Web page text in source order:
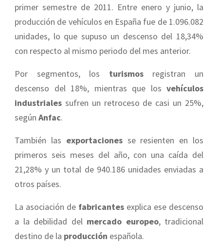
primer semestre de 2011. Entre enero y junio, la
producción de vehículos en España fue de 1.096.082
unidades, lo que supuso un descenso del 18,34%
con respecto al mismo periodo del mes anterior.
Por segmentos, los turismosregistran un
descenso del 18%, mientras que los vehículos
industriales sufren un retroceso de casi un 25%,
según Anfac.
También las exportacionesse resienten en los
primeros seis meses del año, con una caída del
21,28% y un total de 940.186 unidades enviadas a
otros países.
La asociación de fabricantes explica ese descenso
a la debilidad del mercado europeo, tradicional
destino de la producción española.